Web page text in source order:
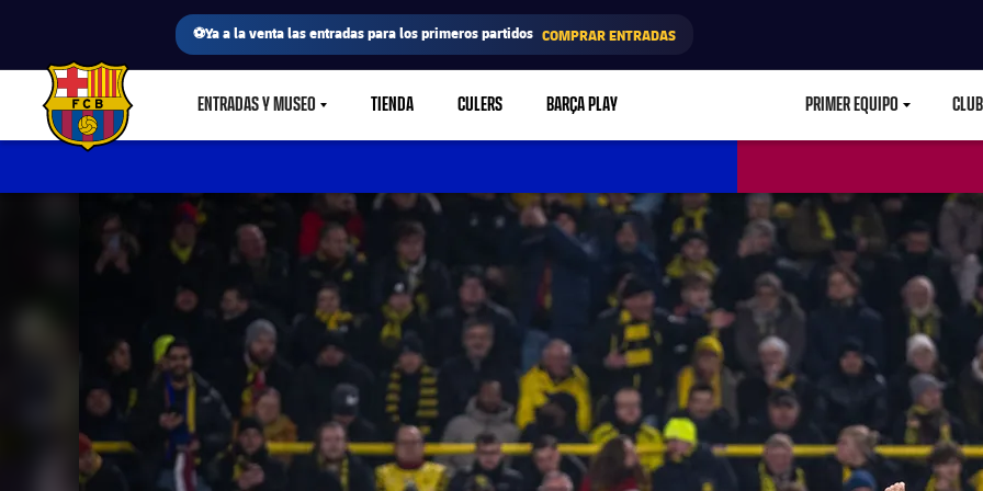
⚽Ya a la venta las entradas para los primeros partidos COMPRAR ENTRADAS
FC Barcelona club badge ENTRADAS Y MUSEOLABEL.SHARE.CARETDOWN
TIENDA CULERS BARÇA PLAY PRIMER EQUIPO CLUB